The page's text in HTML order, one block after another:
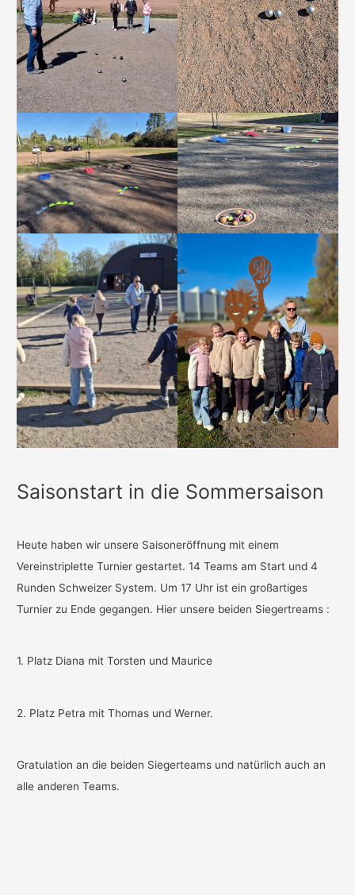
Saisonstart in die Sommersaison
Heute haben wir unsere Saisoneröffnung mit einem
Vereinstriplette Turnier gestartet. 14 Teams am Start und 4
Runden Schweizer System. Um 17 Uhr ist ein großartiges
Turnier zu Ende gegangen. Hier unsere beiden Siegertreams :
1. Platz Diana mit Torsten und Maurice
2. Platz Petra mit Thomas und Werner.
Gratulation an die beiden Siegerteams und natürlich auch an
alle anderen Teams.